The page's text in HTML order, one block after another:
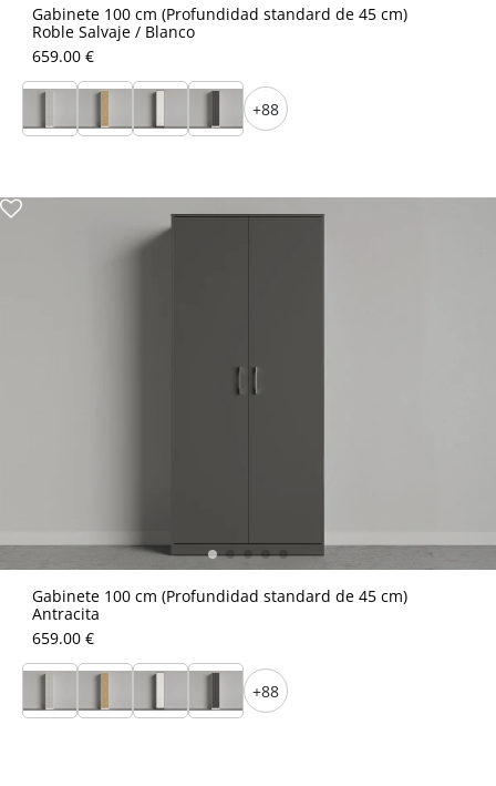
Gabinete 100 cm (Profundidad standard de 45 cm)
Roble Salvaje / Blanco
659.00 €
+88
Gabinete 100 cm (Profundidad standard de 45 cm)
Antracita
659.00 €
+88